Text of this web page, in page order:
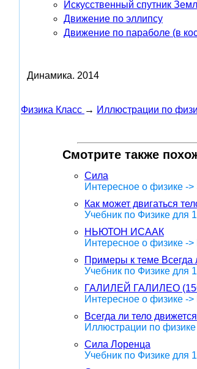
Искусственный спутник
Движение по эллипсу
Движение по параболе (в
Динамика. 2014
Физика Класс → Иллюстрации по
Смотрите также
Сила
Интересное о физике -
Как может двигаться
Учебник по Физике для
НЬЮТОН ИСААК
Интересное о физике -
Примеры к теме Всегда
Учебник по Физике для
ГАЛИЛЕЙ ГАЛИЛЕО
Интересное о физике -
Всегда ли тело
Иллюстрации по
Сила Лоренца
Учебник по Физике для